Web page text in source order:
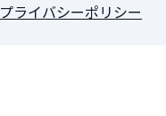
プライバシーポリシー